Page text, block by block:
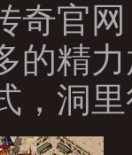
奇官
的精
，洞